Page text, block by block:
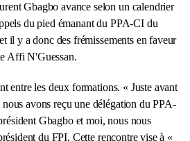
Gbagbo avance selon un calendrier
du pied émanant du PPA-CI du
il y a donc des frémissements en faveur
Affi N'Guessan.
entre les deux formations. « Juste avant
avons reçu une délégation du PPA-
Gbagbo et moi, nous nous
du FPI. Cette rencontre vise à «